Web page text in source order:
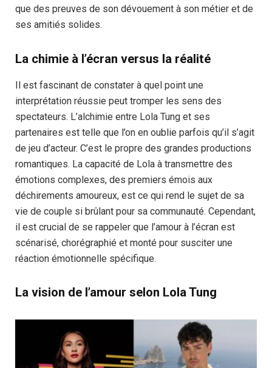
que des preuves de son dévouement à son métier et de
ses amitiés solides.
La chimie à l’écran versus la réalité
Il est fascinant de constater à quel point une
interprétation réussie peut tromper les sens des
spectateurs. L’alchimie entre Lola Tung et ses
partenaires est telle que l’on en oublie parfois qu’il s’agit
de jeu d’acteur. C’est le propre des grandes productions
romantiques. La capacité de Lola à transmettre des
émotions complexes, des premiers émois aux
déchirements amoureux, est ce qui rend le sujet de sa
vie de couple si brûlant pour sa communauté. Cependant,
il est crucial de se rappeler que l’amour à l’écran est
scénarisé, chorégraphié et monté pour susciter une
réaction émotionnelle spécifique.
La vision de l’amour selon Lola Tung